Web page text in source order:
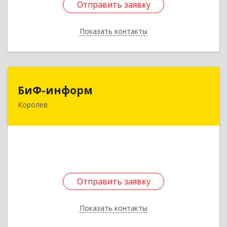
Отправить заявку
Показать контакты
Отправить заявку
Назад
БиФ-информ
Королев
Отправить заявку
Показать контакты
141090, Московская обл, Королев г, Большая
Отправить заявку
Назад